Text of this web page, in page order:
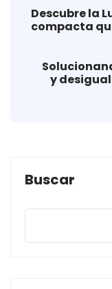
Descubre la
compacta
y
Buscar